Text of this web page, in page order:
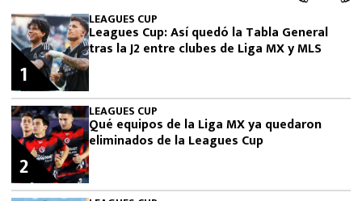
LEAGUES CUP
Leagues Cup: Así quedó la Tabla General
tras la J2 entre clubes de Liga MX y MLS
1
LEAGUES CUP
Qué equipos de la Liga MX ya quedaron
eliminados de la Leagues Cup
2